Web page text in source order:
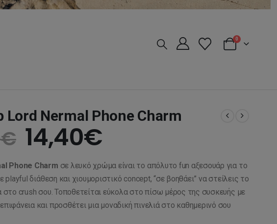
0
Lord Nermal Phone Charm
€ Original
price
was:
18,00€.
14,40€
τρέχουσα
τιμή
είναι:
Phone Charm σε λευκό χρώμα είναι το απόλυτο fun αξεσουάρ για το
playful διάθεση και χιουμοριστικό concept, “σε βοηθάει” να στείλεις το
στο crush σου. Τοποθετείται εύκολα στο πίσω μέρος της συσκευής με
και προσθέτει μια μοναδική πινελιά στο καθημερινό σου